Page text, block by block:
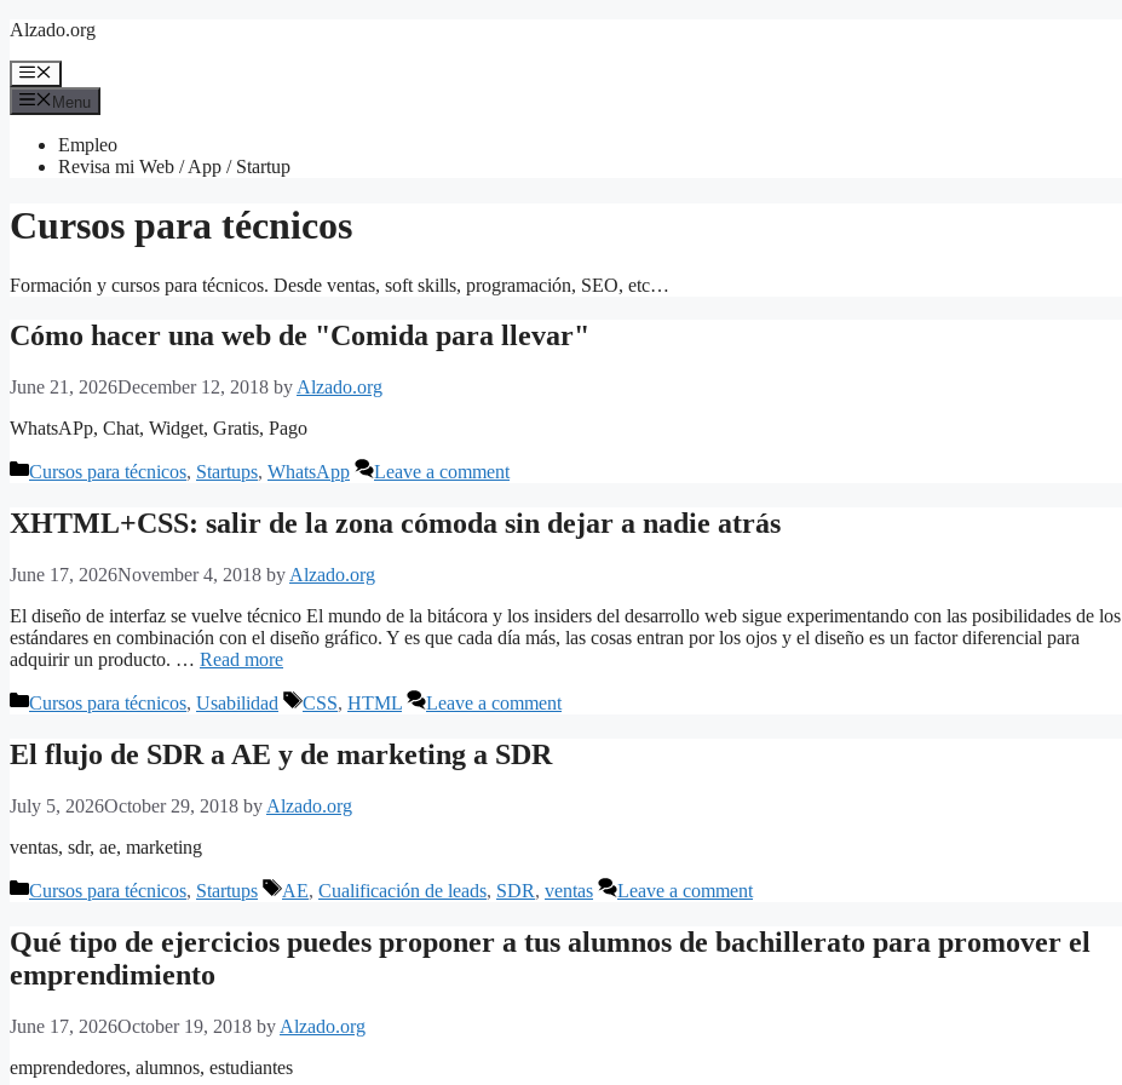
Skip
content
Alzado.org
Menu
Menu
Empleo
Revisa mi Web / App / Startup
Cursos para técnicos
Formación y cursos para técnicos. Desde ventas, soft skills, programación, SEO, etc…
Cómo hacer una web de "Comida para llevar"
June 21, 2026December 12, 2018 by Alzado.org
WhatsAPp, Chat, Widget, Gratis, Pago
Categories
Cursos para técnicos, Startups, WhatsApp Leave a comment
XHTML+CSS: salir de la zona cómoda sin dejar a nadie atrás
June 17, 2026November 4, 2018 by Alzado.org
El diseño de interfaz se vuelve técnico El mundo de la bitácora y los insiders del desarrollo web sigue experimentando con las posibilidades de los
estándares en combinación con el diseño gráfico. Y es que cada día más, las cosas entran por los ojos y el diseño es un factor diferencial para
adquirir un producto. … Read more
Categories
Cursos para técnicos, Usabilidad Tags
CSS, HTML Leave a comment
El flujo de SDR a AE y de marketing a SDR
July 5, 2026October 29, 2018 by Alzado.org
ventas, sdr, ae, marketing
Categories
Cursos para técnicos, Startups Tags
AE, Cualificación de leads, SDR, ventas Leave a comment
Qué tipo de ejercicios puedes proponer a tus alumnos de bachillerato para promover el
emprendimiento
June 17, 2026October 19, 2018 by Alzado.org
emprendedores, alumnos, estudiantes